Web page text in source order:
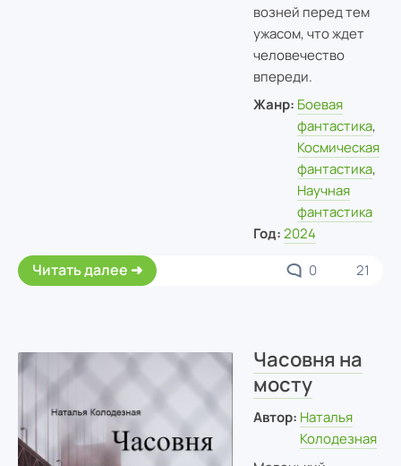
возней перед тем
ужасом, что ждет
человечество
впереди.
Жанр: Боевая
фантастика,
Космическая
фантастика,
Научная
фантастика
Год: 2024
Читать далее 0 21
Часовня на
мосту
Автор: Наталья
Колодезная